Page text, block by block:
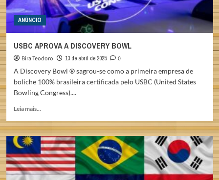
ANÚNCIO
USBC APROVA A DISCOVERY BOWL
Bira Teodoro 13 de abril de 2025
0
A Discovery Bowl ® sagrou-se como a primeira empresa de
boliche 100% brasileira certificada pelo USBC (United States
Bowling Congress)....
Leia mais...
about
USBC
APROVA
A
DISCOVERY
BOWL